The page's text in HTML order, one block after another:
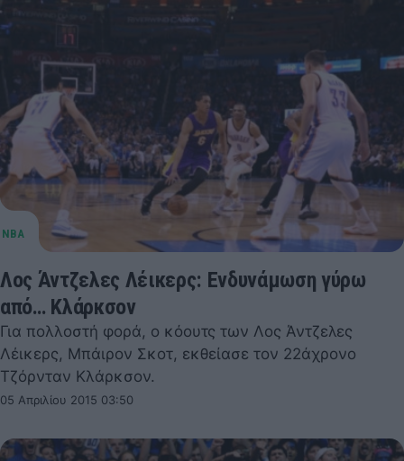
Λος Άντζελες Λέικερς: Ενδυνάμωση γύρω
από… Κλάρκσον
Για πολλοστή φορά, ο κόουτς των Λος Άντζελες
Λέικερς, Μπάιρον Σκοτ, εκθείασε τον 22άχρονο
Τζόρνταν Κλάρκσον.
05 Απριλίου 2015 03:50